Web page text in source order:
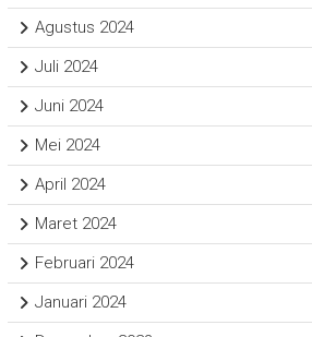
Agustus 2024
Juli 2024
Juni 2024
Mei 2024
April 2024
Maret 2024
Februari 2024
Januari 2024